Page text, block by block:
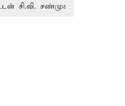
வேலுமணி சந்திப்பு